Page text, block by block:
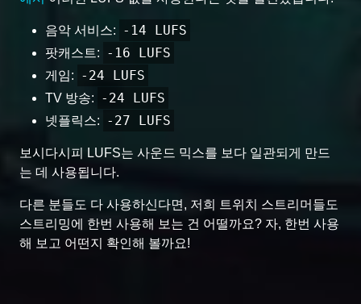
음악 서비스: -14 LUFS
팟캐스트: -16 LUFS
게임: -24 LUFS
TV 방송: -24 LUFS
넷플릭스: -27 LUFS
보시다시피 LUFS는 사운드 믹스를 보다 일관되게 만드
는 데 사용됩니다.
다른 분들도 다 사용하신다면, 저희 트위치 스트리머들도
스트리밍에 한번 사용해 보는 건 어떨까요? 자, 한번 사용
해 보고 어떤지 확인해 볼까요!